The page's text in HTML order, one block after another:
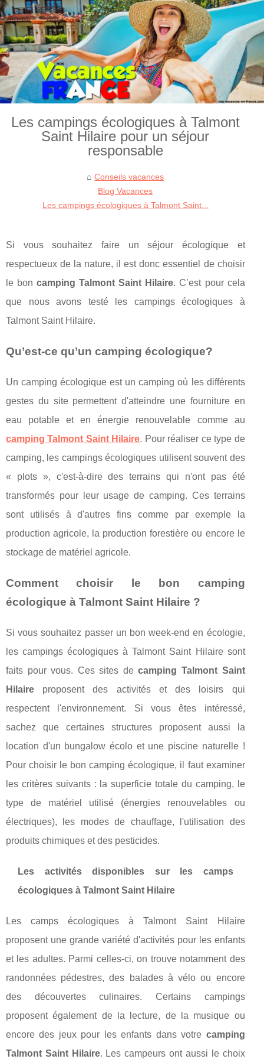
Les campings écologiques à Talmont
Saint Hilaire pour un séjour
responsable
Conseils vacances
Blog Vacances
Les campings écologiques à Talmont Saint...
Si vous souhaitez faire un séjour écologique et
respectueux de la nature, il est donc essentiel de choisir
le boncamping Talmont Saint Hilaire. C’est pour cela
que nous avons testé les campings écologiques à
Talmont Saint Hilaire.
Qu’est-ce qu’un camping écologique?
Un camping écologique est un camping où les différents
gestes du site permettent d'atteindre une fourniture en
eau potable et en énergie renouvelable comme au
camping Talmont Saint Hilaire. Pour réaliser ce type de
camping, les campings écologiques utilisent souvent des
« plots », c'est-à-dire des terrains qui n'ont pas été
transformés pour leur usage de camping. Ces terrains
sont utilisés à d'autres fins comme par exemple la
production agricole, la production forestière ou encore le
stockage de matériel agricole.
Comment choisir le bon camping
écologique à Talmont Saint Hilaire ?
Si vous souhaitez passer un bon week-end en écologie,
les campings écologiques à Talmont Saint Hilaire sont
faits pour vous. Ces sites decamping Talmont Saint
Hilaire proposent des activités et des loisirs qui
respectent l'environnement. Si vous êtes intéressé,
sachez que certaines structures proposent aussi la
location d'un bungalow écolo et une piscine naturelle !
Pour choisir le bon camping écologique, il faut examiner
les critères suivants : la superficie totale du camping, le
type de matériel utilisé (énergies renouvelables ou
électriques), les modes de chauffage, l'utilisation des
produits chimiques et des pesticides.
Les activités disponibles sur les camps
écologiques à Talmont Saint Hilaire
Les camps écologiques à Talmont Saint Hilaire
proposent une grande variété d'activités pour les enfants
et les adultes. Parmi celles-ci, on trouve notamment des
randonnées pédestres, des balades à vélo ou encore
des découvertes culinaires. Certains campings
proposent également de la lecture, de la musique ou
encore des jeux pour les enfants dans votre camping
Talmont Saint Hilaire. Les campeurs ont aussi le choix